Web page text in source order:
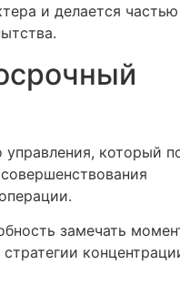
и делается частью
который
замечать